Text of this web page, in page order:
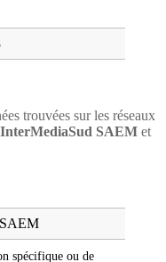
trouvées sur les réseaux
InterMediaSud SAEM et
spécifique ou de